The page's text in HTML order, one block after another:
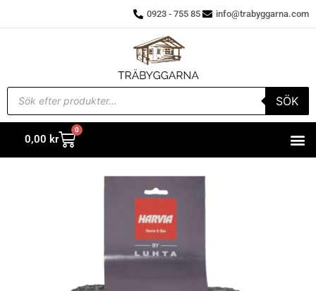
0923 - 755 85 info@trabyggarna.com
SÖK
0,00 kr
0